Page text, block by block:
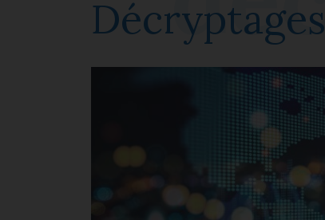
Décryptages